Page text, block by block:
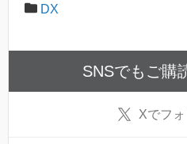
DX
SNSでもご購
Xでフ